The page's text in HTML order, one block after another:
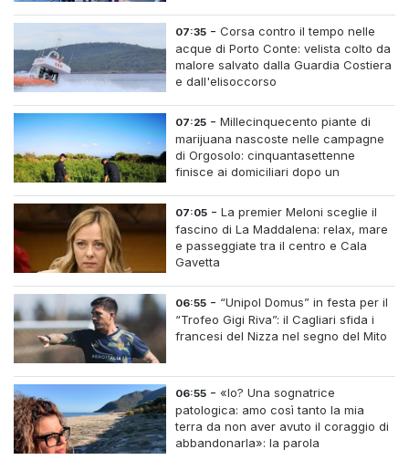
07:35 -Corsa contro il tempo nelle
acque di Porto Conte: velista colto da
malore salvato dalla Guardia Costiera
e dall'elisoccorso
07:25 -Millecinquecento piante di
marijuana nascoste nelle campagne
di Orgosolo: cinquantasettenne
finisce ai domiciliari dopo un
07:05 -La premier Meloni sceglie il
fascino di La Maddalena: relax, mare
e passeggiate tra il centro e Cala
Gavetta
06:55 - “Unipol Domus” in festa per il
“Trofeo Gigi Riva”: il Cagliari sfida i
francesi del Nizza nel segno del Mito
06:55 - «Io? Una sognatrice
patologica: amo così tanto la mia
terra da non aver avuto il coraggio di
abbandonarla»: la parola